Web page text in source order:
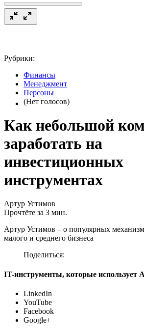
Рубрики:
Финансы
Менеджмент
Персоны
(Нет голосов)
Как небольшой
заработать на
инвестиционных
инструментах
Артур Устимов
Прочтёте за 3 мин.
Артур Устимов – о популярных
малого и среднего бизнеса
Поделиться:
IT-инструменты, которые использует
LinkedIn
YouTube
Facebook
Google+